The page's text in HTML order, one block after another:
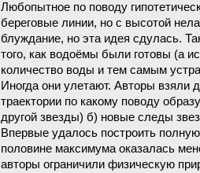
Любопытное по поводу
береговые линии, но с высотой
блуждание, но эта идея сдулась.
того, как водоёмы были готовы (а
количество воды и тем самым
Иногда они улетают. Авторы взяли
траектории по какому поводу
другой звезды) б) новые следы
Впервые удалось построить
половине максимума оказалась
авторы ограничили физическую